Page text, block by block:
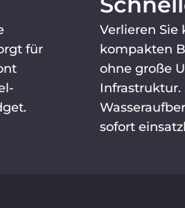
für
Verlieren Sie
kompakten
ohne große
Infrastruktur.
sofort